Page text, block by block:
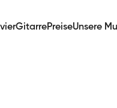
GitarrePreiseUnsere